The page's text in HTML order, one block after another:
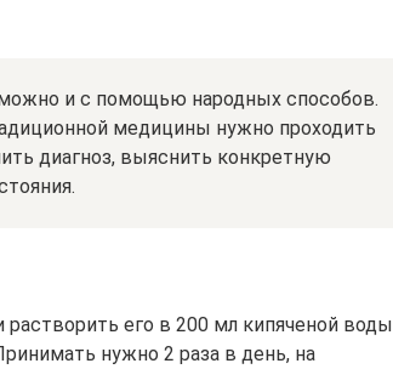
и с помощью народных способов.
медицины нужно проходить
диагноз, выяснить конкретную
растворить его в 200 мл кипяченой воды
нужно 2 раза в день, на